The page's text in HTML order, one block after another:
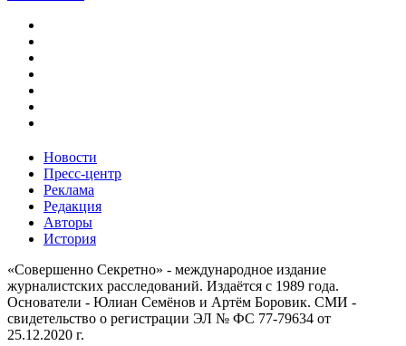
Новости
Пресс-центр
Реклама
Редакция
Авторы
История
«Совершенно Секретно» - международное издание
журналистских расследований. Издаётся с 1989 года.
Основатели - Юлиан Семёнов и Артём Боровик. CМИ -
свидетельство о регистрации ЭЛ № ФС 77-79634 от
25.12.2020 г.